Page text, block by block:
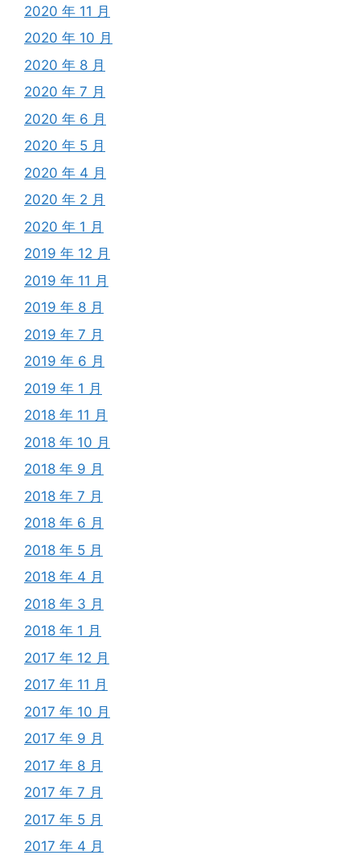
2020 年 11 月
2020 年 10 月
2020 年 8 月
2020 年 7 月
2020 年 6 月
2020 年 5 月
2020 年 4 月
2020 年 2 月
2020 年 1 月
2019 年 12 月
2019 年 11 月
2019 年 8 月
2019 年 7 月
2019 年 6 月
2019 年 1 月
2018 年 11 月
2018 年 10 月
2018 年 9 月
2018 年 7 月
2018 年 6 月
2018 年 5 月
2018 年 4 月
2018 年 3 月
2018 年 1 月
2017 年 12 月
2017 年 11 月
2017 年 10 月
2017 年 9 月
2017 年 8 月
2017 年 7 月
2017 年 5 月
2017 年 4 月